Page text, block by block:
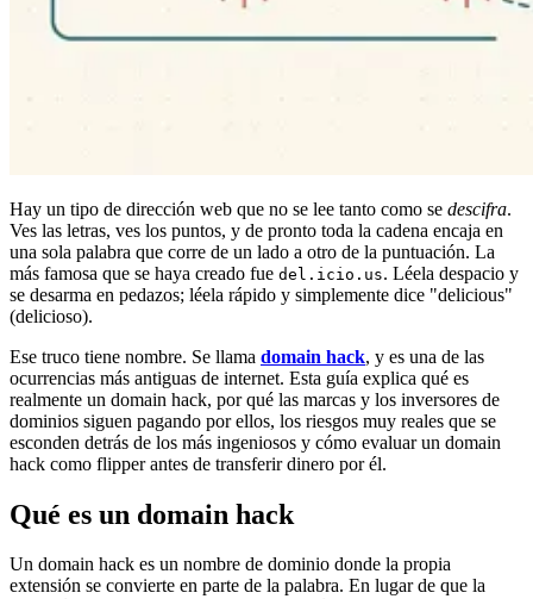
Hay un tipo de dirección web que no se lee tanto como se descifra.
Ves las letras, ves los puntos, y de pronto toda la cadena encaja en
una sola palabra que corre de un lado a otro de la puntuación. La
más famosa que se haya creado fue del.icio.us. Léela despacio y
se desarma en pedazos; léela rápido y simplemente dice "delicious"
(delicioso).
Ese truco tiene nombre. Se llama domain hack, y es una de las
ocurrencias más antiguas de internet. Esta guía explica qué es
realmente un domain hack, por qué las marcas y los inversores de
dominios siguen pagando por ellos, los riesgos muy reales que se
esconden detrás de los más ingeniosos y cómo evaluar un domain
hack como flipper antes de transferir dinero por él.
Qué es un domain hack
Un domain hack es un nombre de dominio donde la propia
extensión se convierte en parte de la palabra. En lugar de que la